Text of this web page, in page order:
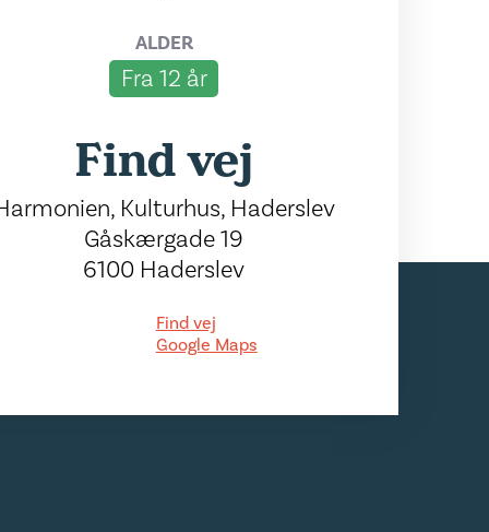
ALDER
Fra 12 år
Find vej
Kulturhus, Haderslev
Gåskærgade 19
6100 Haderslev
Find vej
Google Maps